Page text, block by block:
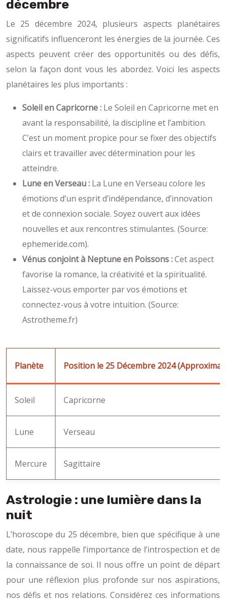
décembre
Le 25 décembre 2024, plusieurs aspects planétaires
significatifs influenceront les énergies de la journée. Ces
aspects peuvent créer des opportunités ou des défis,
selon la façon dont vous les abordez. Voici les aspects
planétaires les plus importants :
Soleil en Capricorne : Le Soleil en Capricorne met en
avant la responsabilité, la discipline et l’ambition.
C’est un moment propice pour se fixer des objectifs
clairs et travailler avec détermination pour les
atteindre.
Lune en Verseau : La Lune en Verseau colore les
émotions d’un esprit d’indépendance, d’innovation
et de connexion sociale. Soyez ouvert aux idées
nouvelles et aux rencontres stimulantes. (Source:
ephemeride.com).
Vénus conjoint à Neptune en Poissons :Cet aspect
favorise la romance, la créativité et la spiritualité.
Laissez-vous emporter par vos émotions et
connectez-vous à votre intuition. (Source:
Astrotheme.fr)
Planète Position le 25 Décembre 2024
Soleil Capricorne
Lune Verseau
Mercure Sagittaire
Astrologie : une lumière dans la
nuit
L’horoscope du 25 décembre, bien que spécifique à une
date, nous rappelle l’importance de l’introspection et de
la connaissance de soi. Il nous offre un point de départ
pour une réflexion plus profonde sur nos aspirations,
nos défis et nos relations. Considérez ces informations